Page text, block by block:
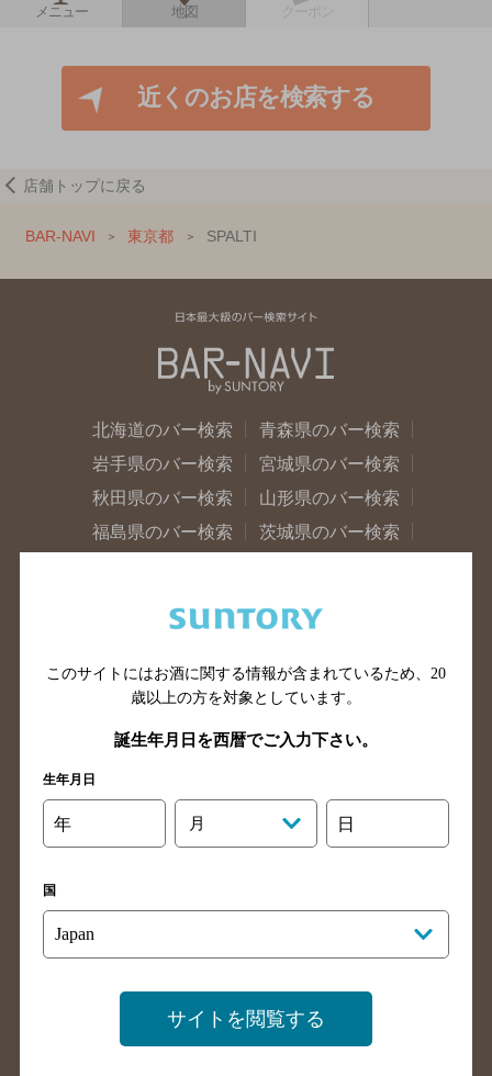
メニュー 地図
近くのお店を検索する
店舗トップに戻る
BAR-NAVI 東京都 SPALTI
北海道のバー検索
青森県のバー検索
岩手県のバー検索
宮城県のバー検索
秋田県のバー検索
山形県のバー検索
福島県のバー検索
茨城県のバー検索
新潟県のバー検索
東京都のバー検索
神奈川県のバー検索
千葉県のバー検索
埼玉県のバー検索
愛知県のバー検索
静岡県のバー検索
三重県のバー検索
岐阜県のバー検索
石川県のバー検索
福井県のバー検索
京都府のバー検索
滋賀県のバー検索
和歌山県のバー検索
広島県のバー検索
島根県のバー検索
徳島県のバー検索
香川県のバー検索
愛媛県のバー検索
このサイトにはお酒に関する情報が含まれているため、 20
歳以上の方を対象としています。
誕生年月日を西暦でご入力下さい。
生年月日
年 月 日
国
サイトを閲覧する